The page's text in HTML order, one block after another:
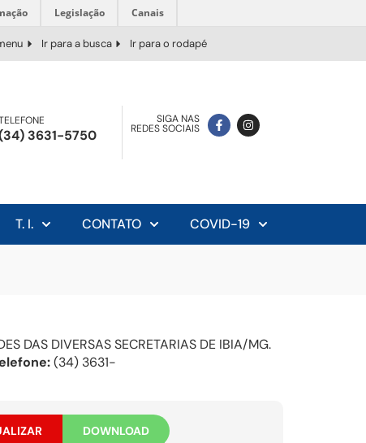
Legislação Canais
Ir para a busca Ir para o rodapé
3631-5750
SIGA NAS
REDES SOCIAIS
T. I. CONTATO COVID-19
DAS DIVERSAS SECRETARIAS DE IBIA/MG.
(34) 3631-
DOWNLOAD